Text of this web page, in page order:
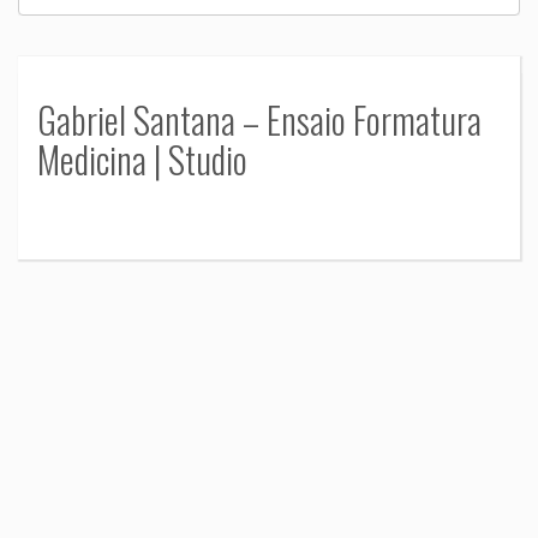
Gabriel Santana – Ensaio Formatura
Medicina | Studio